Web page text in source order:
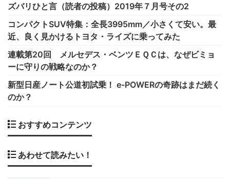
ズバリひと言（読者の投稿）2019年７月号その2
コンパクトSUV特集：全長3995mm／小さくて安い。最
近、良く見かけるトヨタ・ライズに乗ってみた
連載第20回 メルセデス・ベンツＥＱＣは、なぜビミョ
ーに守りの戦略なのか？
新型日産ノート公道初試乗！ e-POWERの奇跡はまだ続く
のか？
おすすめコンテンツ
あわせて読みたい！